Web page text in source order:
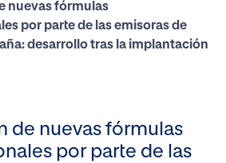
nuevas fórmulas
por parte de las emisoras de
desarrollo tras la implantación
de nuevas fórmulas
por parte de las